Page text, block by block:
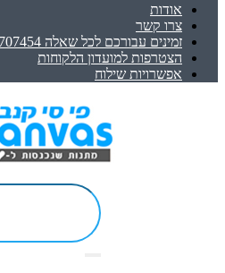
אודות
צרו קשר
זמינים עבורכם לכל שאלה 03-5707454
הצטרפות למועדון הלקוחות
אפשרויות שילוח